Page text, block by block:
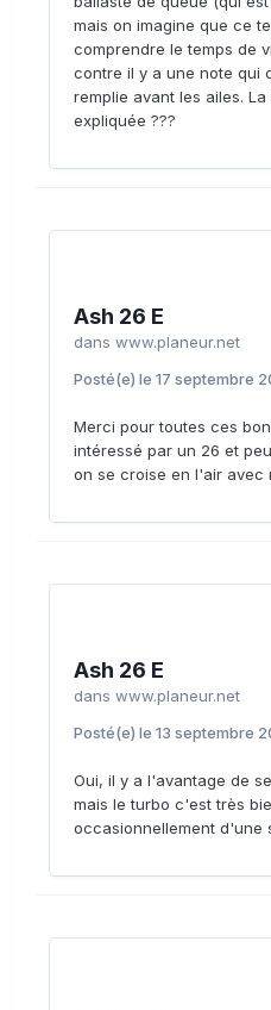
mais on imagine que ce
comprendre le temps de
contre il y a une note qui
remplie avant les ailes.
expliquée ???
Ash 26 E
dans www.planeur.net
Posté(e) le 17 septembre
Merci pour toutes ces
intéressé par un 26 et
on se croise en l'air avec
Ash 26 E
dans www.planeur.net
Posté(e) le 13 septembre
Oui, il y a l'avantage de
mais le turbo c'est très
occasionnellement d'une